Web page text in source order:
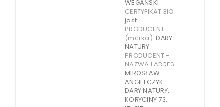
WEGAŃSKI
CERTYFIKAT BIO:
jest
PRODUCENT
(marka):DARY
NATURY
PRODUCENT -
NAZWA I ADRES:
MIROSŁAW
ANGIELCZYK
DARY NATURY,
KORYCINY 73,